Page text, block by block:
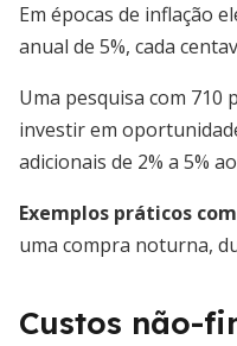
Em épocas de inflação
anual de 5%, cada
Uma pesquisa com 710
investir em
adicionais de 2% a 5%
Exemplos práticos
uma compra noturna,
Custos não-